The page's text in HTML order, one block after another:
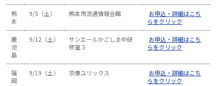
熊
本
9/5（土） 熊本市流通情報会館
お申込・詳細はこち
らをクリック
鹿
児
島
9/12（土）
サンエールかごしま中研
修室３
お申込・詳細はこち
らをクリック
福
岡
9/19（土） 宗像ユリックス
お申込・詳細はこち
らをクリック